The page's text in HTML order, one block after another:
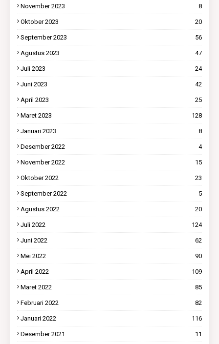
November 2023 8
Oktober 2023 20
September 2023 56
Agustus 2023 47
Juli 2023 24
Juni 2023 42
April 2023 25
Maret 2023 128
Januari 2023 8
Desember 2022 4
November 2022 15
Oktober 2022 23
September 2022 5
Agustus 2022 20
Juli 2022 124
Juni 2022 62
Mei 2022 90
April 2022 109
Maret 2022 85
Februari 2022 82
Januari 2022 116
Desember 2021 11